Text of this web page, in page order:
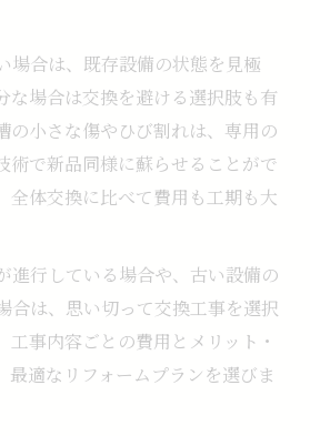
場合は、既存設備の状態を見極
な場合は交換を避ける選択肢も有
の小さな傷やひび割れは、専用の
術で新品同様に蘇らせることがで
全体交換に比べて費用も工期も大
進行している場合や、古い設備の
合は、思い切って交換工事を選択
工事内容ごとの費用とメリット・
最適なリフォームプランを選びま